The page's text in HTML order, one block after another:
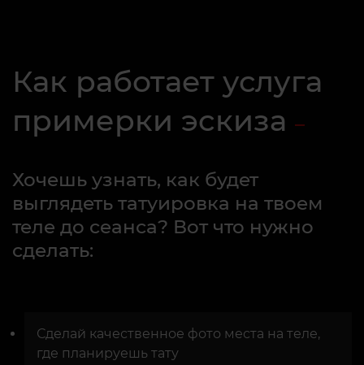
Как работает услуга
примерки эскиза
Хочешь узнать, как будет
выглядеть татуировка на твоем
теле до сеанса? Вот что нужно
сделать:
Сделай качественное фото места на теле,
где планируешь тату